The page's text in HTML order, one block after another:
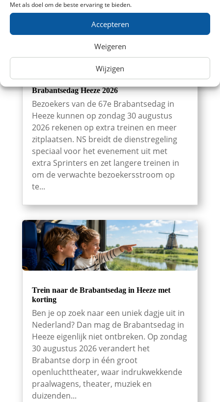
Met als doel om de beste ervaring te bieden.
Accepteren
Weigeren
Wijzigen
NS zet extra en langere treinen in voor
Brabantsedag Heeze 2026
Bezoekers van de 67e Brabantsedag in
Heeze kunnen op zondag 30 augustus
2026 rekenen op extra treinen en meer
zitplaatsen. NS breidt de dienstregeling
speciaal voor het evenement uit met
extra Sprinters en zet langere treinen in
om de verwachte bezoekersstroom op
te...
Trein naar de Brabantsedag in Heeze met
korting
Ben je op zoek naar een uniek dagje uit in
Nederland? Dan mag de Brabantsedag in
Heeze eigenlijk niet ontbreken. Op zondag
30 augustus 2026 verandert het
Brabantse dorp in één groot
openluchttheater, waar indrukwekkende
praalwagens, theater, muziek en
duizenden...